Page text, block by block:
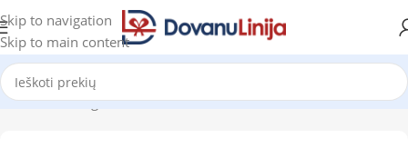
Skip to navigation
Skip to main content
Pradžia Katalogas Gertuvės Rodoma 1–12 iš 209